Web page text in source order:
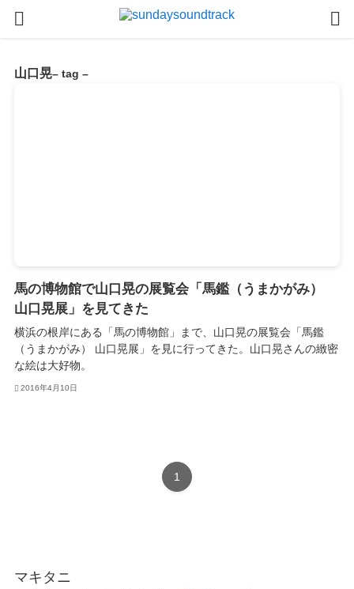
山口晃– tag –
馬の博物館で山口晃の展覧会「馬鑑（うまかがみ）
山口晃展」を見てきた
横浜の根岸にある「馬の博物館」まで、山口晃の展覧会「馬鑑
（うまかがみ） 山口晃展」を見に行ってきた。山口晃さんの緻密
な絵は大好物。
2016年4月10日
1
マキタニ